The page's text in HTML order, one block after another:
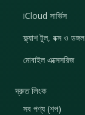
iCloud সার্ভিস
ফ্ল্যাশ টুল, বক্স ও ডঙ্গল
মোবাইল এক্সেসরিজ
দ্রুত লিংক
সব পণ্য (শপ)